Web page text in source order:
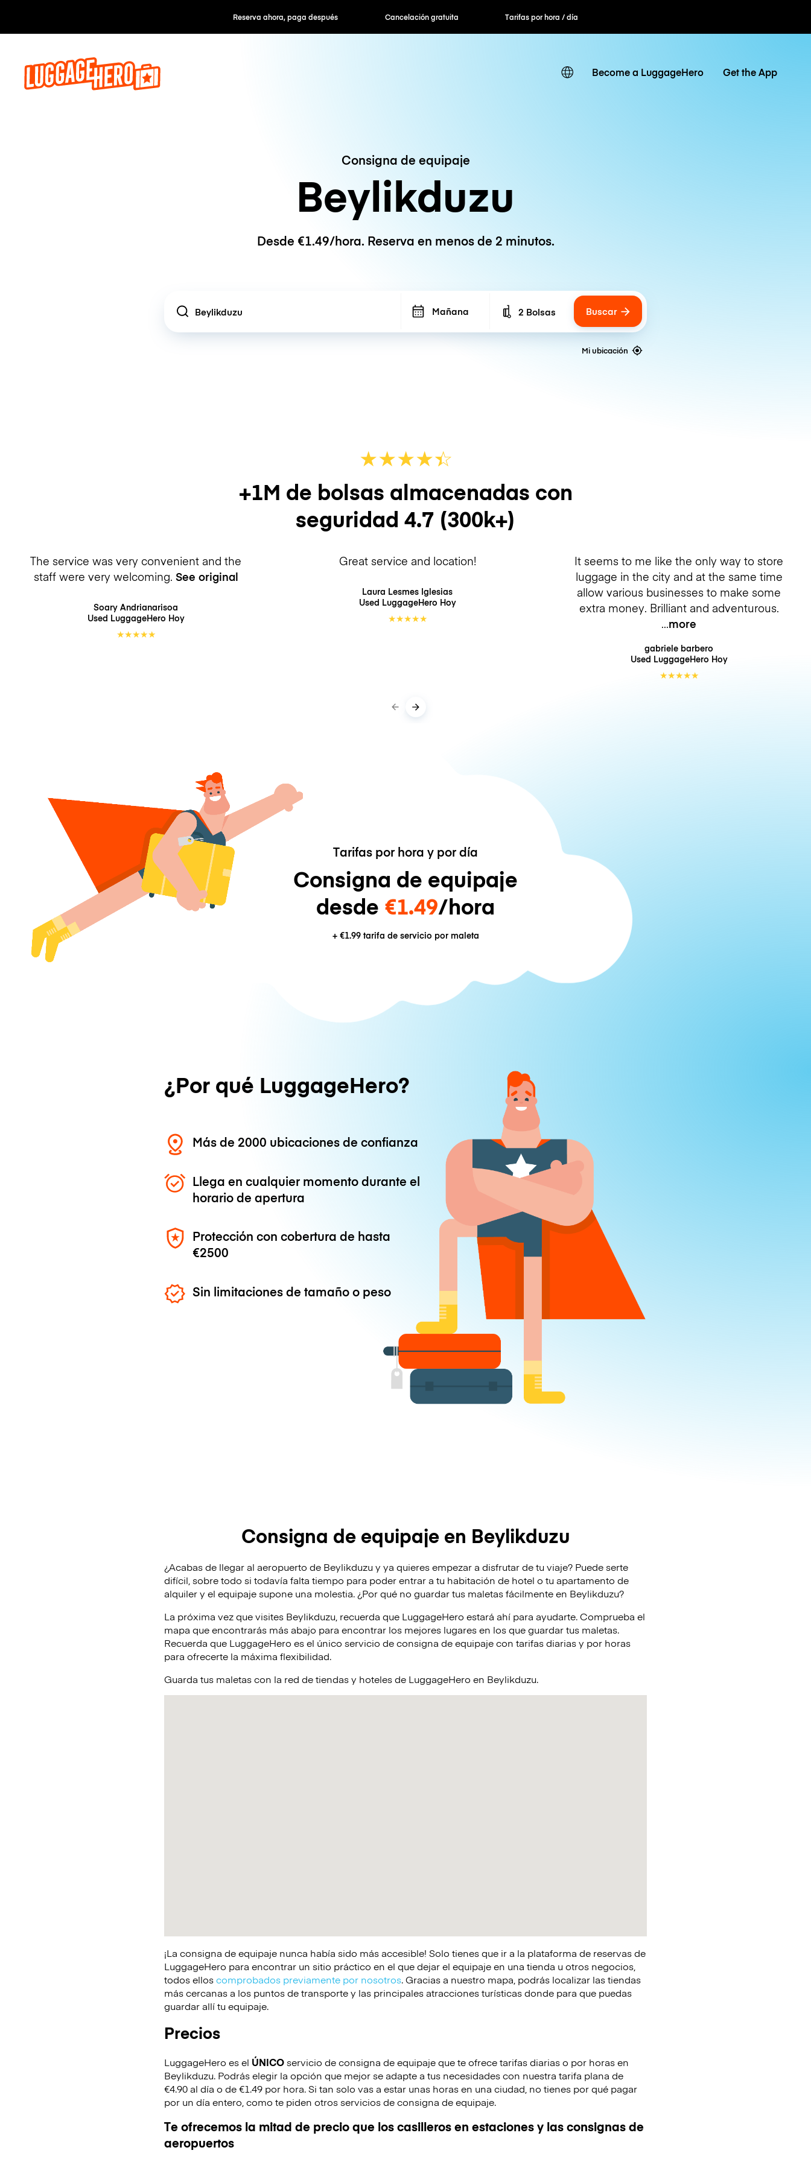
Reserva ahora, paga después Cancelación gratuita Tarifas por hora / día
Become a LuggageHero Get the App
Consigna de equipaje
Beylikduzu
Desde €1.49/hora. Reserva en menos de 2 minutos.
Location Mañana Number of bags
2 Bolsas Buscar
Mi ubicación
★★★★☆
★
+1M de bolsas almacenadas con
seguridad 4.7 (300k+)
The service was very convenient and the
staff were very welcoming. See original
Soary Andrianarisoa
Used LuggageHero Hoy
★★★★★
Great service and location!
Laura Lesmes Iglesias
Used LuggageHero Hoy
★★★★★
It seems to me like the only way to store
luggage in the city and at the same time
allow various businesses to make some
extra money. Brilliant and adventurous.
more
gabriele barbero
Used LuggageHero Hoy
★★★★★
Tarifas por hora y por día
Consigna de equipaje
desde €1.49/hora
+ €1.99tarifa de servicio por maleta
¿Por qué LuggageHero?
Más de 2000 ubicaciones de confianza
Llega en cualquier momento durante el
horario de apertura
Protección con cobertura de hasta
€2500
Sin limitaciones de tamaño o peso
Consigna de equipaje en Beylikduzu
¿Acabas de llegar al aeropuerto de Beylikduzu y ya quieres empezar a disfrutar de tu viaje? Puede serte
difícil, sobre todo si todavía falta tiempo para poder entrar a tu habitación de hotel o tu apartamento de
alquiler y el equipaje supone una molestia. ¿Por qué no guardar tus maletas fácilmente en Beylikduzu?
La próxima vez que visites Beylikduzu, recuerda que LuggageHero estará ahí para ayudarte. Comprueba el
mapa que encontrarás más abajo para encontrar los mejores lugares en los que guardar tus maletas.
Recuerda que LuggageHero es el único servicio de consigna de equipaje con tarifas diarias y por horas
para ofrecerte la máxima flexibilidad.
Guarda tus maletas con la red de tiendas y hoteles de LuggageHero en Beylikduzu.
¡La consigna de equipaje nunca había sido más accesible! Solo tienes que ir a la plataforma de reservas de
LuggageHero para encontrar un sitio práctico en el que dejar el equipaje en una tienda u otros negocios,
todos elloscomprobados previamente por nosotros. Gracias a nuestro mapa, podrás localizar las tiendas
más cercanas a los puntos de transporte y las principales atracciones turísticas donde para que puedas
guardar allí tu equipaje.
Precios
LuggageHero es el ÚNICOservicio de consigna de equipaje que te ofrece tarifas diarias o por horas en
Beylikduzu. Podrás elegir la opción que mejor se adapte a tus necesidades con nuestra tarifa plana de
€4.90 al día o de €1.49 por hora. Si tan solo vas a estar unas horas en una ciudad, no tienes por qué pagar
por un día entero, como te piden otros servicios de consigna de equipaje.
Te ofrecemos la mitad de precio que los casilleros en estaciones y las consignas de
aeropuertos